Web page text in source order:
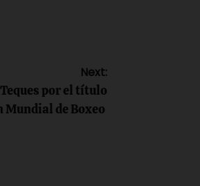
Next:
por el título
Mundial de Boxeo